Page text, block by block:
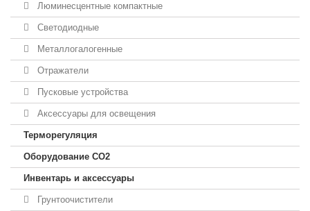
Люминесцентные компактные
Светодиодные
Металлогалогенные
Отражатели
Пусковые устройства
Аксессуары для освещения
Терморегуляция
Оборудование CO2
Инвентарь и аксессуары
Грунтоочистители